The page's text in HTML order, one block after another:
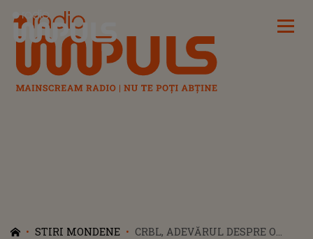
Radio Impuls
STIRI MONDENE
CRBL, ADEVĂRUL DESPRE O